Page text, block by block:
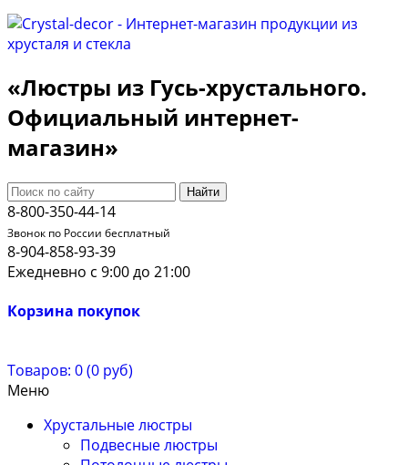
«Люстры из Гусь-хрустального.
Официальный интернет-
магазин»
Найти
8-800-350-44-14
Звонок по России бесплатный
8-904-858-93-39
Ежедневно с 9:00 до 21:00
Корзина покупок
Товаров: 0 (0 руб)
Меню
Хрустальные люстры
Подвесные люстры